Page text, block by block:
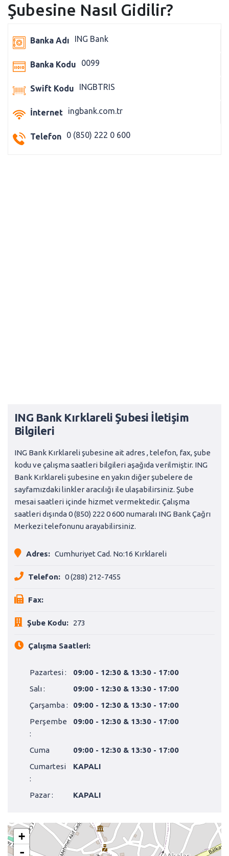
Şubesine Nasıl Gidilir?
Banka Adı ING Bank
Banka Kodu 0099
Swift Kodu INGBTRIS
İnternet ingbank.com.tr
Telefon 0 (850) 222 0 600
ING Bank Kırklareli Şubesi İletişim
Bilgileri
ING Bank Kırklareli şubesine ait adres , telefon, fax, şube
kodu ve çalışma saatleri bilgileri aşağıda verilmiştir. ING
Bank Kırklareli şubesine en yakın diğer şubelere de
sayfamızdaki linkler aracılığı ile ulaşabilirsiniz. Şube
mesai saatleri içinde hizmet vermektedir. Çalışma
saatleri dışında 0 (850) 222 0 600 numaralı ING Bank Çağrı
Merkezi telefonunu arayabilirsiniz.
Adres: Cumhuriyet Cad. No:16 Kırklareli
Telefon: 0 (288) 212-7455
Fax:
Şube Kodu: 273
Çalışma Saatleri:
Pazartesi :
09:00 - 12:30 & 13:30 - 17:00
Salı :
09:00 - 12:30 & 13:30 - 17:00
Çarşamba :
09:00 - 12:30 & 13:30 - 17:00
Perşembe
:
09:00 - 12:30 & 13:30 - 17:00
Cuma
09:00 - 12:30 & 13:30 - 17:00
Cumartesi
:
KAPALI
Pazar : KAPALI
+
-